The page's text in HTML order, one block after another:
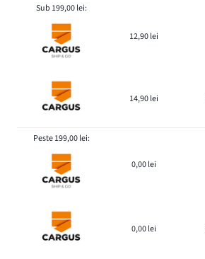
Sub 199,00 lei:
12,90 lei
14,90 lei
Peste 199,00 lei:
0,00 lei
0,00 lei